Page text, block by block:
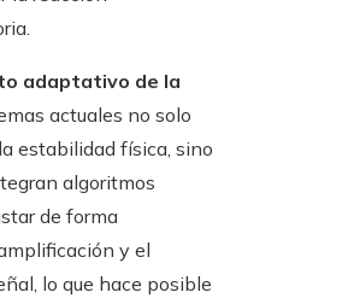
adaptativo de la
actuales no solo
estabilidad física, sino
algoritmos
de forma
y el
lo que hace posible